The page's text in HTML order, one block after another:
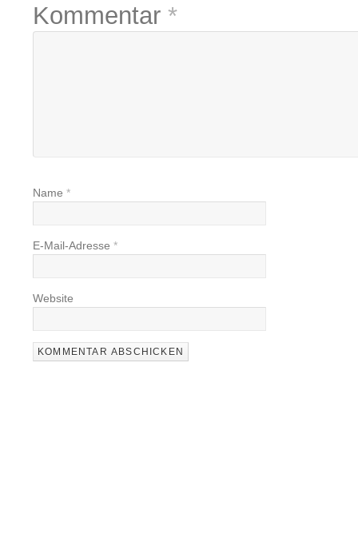
Kommentar *
Name *
E-Mail-Adresse *
Website